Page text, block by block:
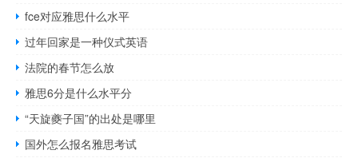
fce对应雅思什么水平
过年回家是一种仪式英语
法院的春节怎么放
雅思6分是什么水平分
“天旋夔子国”的出处是哪里
国外怎么报名雅思考试